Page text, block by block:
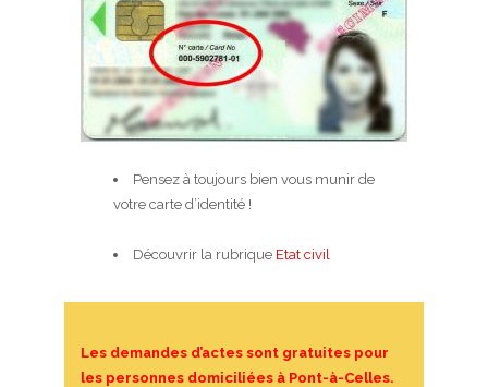
Pensez à toujours bien vous munir de
votre carte d’identité !
Découvrir la rubrique Etat civil
Les demandes d’actes sont gratuites pour
les personnes domiciliées à Pont-à-Celles.